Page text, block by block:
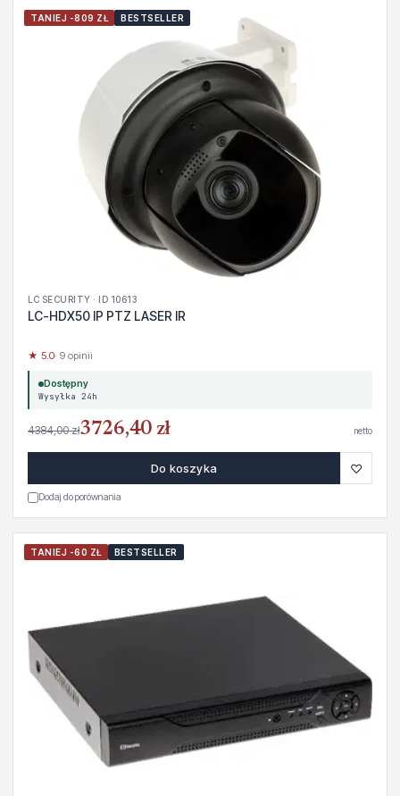
TANIEJ -809 ZŁ BESTSELLER
LC SECURITY · ID 10613
LC-HDX50 IP PTZ LASER IR
★ 5.0· 9 opinii
Dostępny
Wysyłka 24h
4384,00 zł3726,40 zł netto
Do koszyka ♡
Dodaj do porównania
TANIEJ -60 ZŁ BESTSELLER